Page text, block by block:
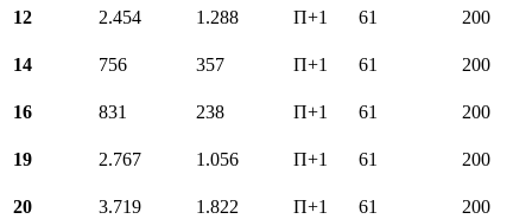
12 2.454 1.288 П+1 61 200
14 756 357 П+1 61 200
16 831 238 П+1 61 200
19 2.767 1.056 П+1 61 200
20 3.719 1.822 П+1 61 200